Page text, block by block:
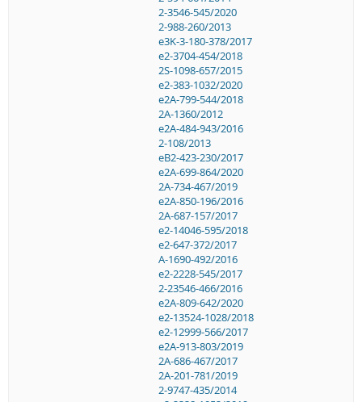
2-3546-545/2020
2-988-260/2013
e3K-3-180-378/2017
e2-3704-454/2018
2S-1098-657/2015
e2-383-1032/2020
e2A-799-544/2018
2A-1360/2012
e2A-484-943/2016
2-108/2013
eB2-423-230/2017
e2A-699-864/2020
2A-734-467/2019
e2A-850-196/2016
2A-687-157/2017
e2-14046-595/2018
e2-647-372/2017
A-1690-492/2016
e2-2228-545/2017
2-23546-466/2016
e2A-809-642/2020
e2-13524-1028/2018
e2-12999-566/2017
e2A-913-803/2019
2A-686-467/2017
2A-201-781/2019
2-9747-435/2014